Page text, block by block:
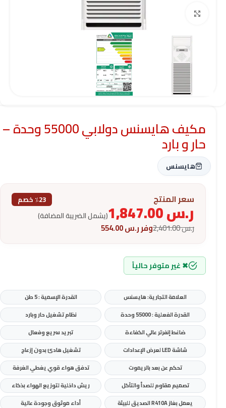
مكيف هايسنس دولابي 55000 وحدة –
حار و بارد
هايسنس
سعر المنتج ٪23 خصم
ر.س (يشمل الضريبة المضافة)
ر.س2,401.00 وفرر.س
✖ غير متوفر حالياً
العلامة التجارية: هايسنس
القدرة الإسمية : 5 طن
القدرة الفعلية : 55000 وحدة
نظام تشغيل حار وبارد
ضاغط إنفرتر عالي الكفاءة
تبريد سريع وفعال
شاشة LED لعرض الإعدادات
تشغيل هادئ بدون إزعاج
تحكم عن بعد بالريموت
تدفق هواء قوي يغطي الغرفة
تصميم مقاوم للصدأ والتآكل
ريش داخلية لتوزيع الهواء بذكاء
يعمل بغاز R410A الصديق للبيئة
أداء موثوق وجودة عالية